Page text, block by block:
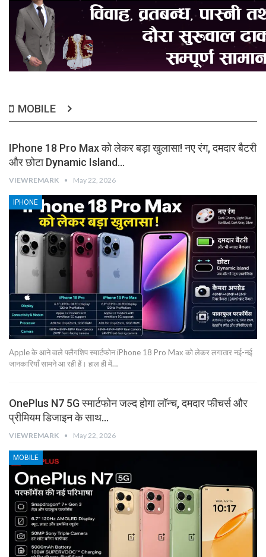
MOBILE
IPhone 18 Pro Max को लेकर बड़ा खुलासा! नए रंग, दमदार बैटरी
और छोटा Dynamic Island…
VIEWREMARK May 22, 2026
IPHONE
Apple के आने वाले फ्लैगशिप स्मार्टफोन iPhone 18 Pro Max को लेकर लगातार नई-नई
जानकारियाँ सामने आ रही हैं। हाल ही में…
OnePlus N7 5G स्मार्टफोन जल्द होगा लॉन्च, दमदार फीचर्स और
प्रीमियम डिजाइन के साथ…
VIEWREMARK May 22, 2026
MOBILE